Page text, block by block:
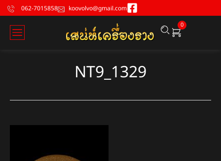
062-7015858 koovolvo@gmail.com
0
NT9_1329